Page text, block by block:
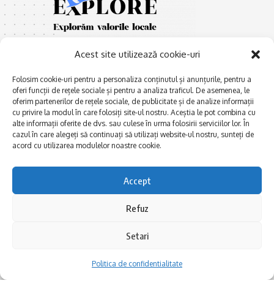
Acest site utilizează cookie-uri
Folosim cookie-uri pentru a personaliza conținutul și anunțurile, pentru a
oferi funcții de rețele sociale și pentru a analiza traficul. De asemenea, le
oferim partenerilor de rețele sociale, de publicitate și de analize informații
cu privire la modul în care folosiți site-ul nostru. Aceștia le pot combina cu
alte informații oferite de dvs. sau culese în urma folosirii serviciilor lor. În
cazul în care alegeți să continuați să utilizați website-ul nostru, sunteți de
acord cu utilizarea modulelor noastre cookie.
Accept
Refuz
Setari
Politica de confidentialitate
E xplorăm Dobrogea,
Explorăm valorile locale:
Deltă, Litoral, cele mai mari
biserici și mănăstiri, cele mai
FRUMOASE POVEȘTI.
Afaceri și meșteșuguri
Actualitate